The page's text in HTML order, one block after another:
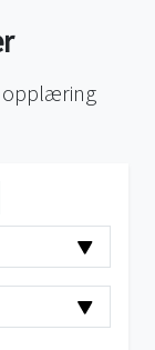
opplæring